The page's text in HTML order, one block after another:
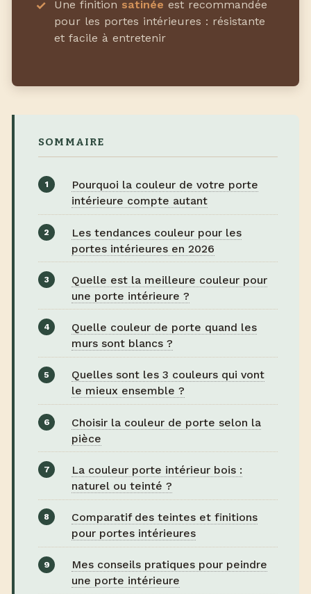
Une finition satinée est recommandée
pour les portes intérieures : résistante
et facile à entretenir
SOMMAIRE
Pourquoi la couleur de votre porte
intérieure compte autant
Les tendances couleur pour les
portes intérieures en 2026
Quelle est la meilleure couleur pour
une porte intérieure ?
Quelle couleur de porte quand les
murs sont blancs ?
Quelles sont les 3 couleurs qui vont
le mieux ensemble ?
Choisir la couleur de porte selon la
pièce
La couleur porte intérieur bois :
naturel ou teinté ?
Comparatif des teintes et finitions
pour portes intérieures
Mes conseils pratiques pour peindre
une porte intérieure